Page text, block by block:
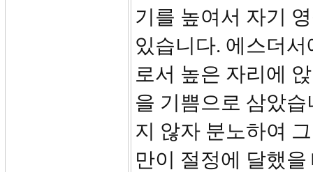
기를 높여서 자기
있습니다. 에스더
로서 높은 자리에
을 기쁨으로 삼았
지 않자 분노하여
만이 절정에 달했